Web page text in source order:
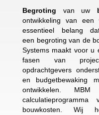
Begroting van uw
ontwikkeling van een
essentieel belang
een begroting van de
Systems maakt voor u
fasen van
opdrachtgevers
en budgetbewaking
ontwikkelen.
bouwkosten. Wij